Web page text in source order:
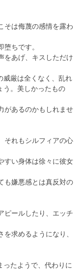
そは侮蔑の感情を露わ
ちです。
をあげ、キスしただけ
威厳は全くなく、乱れ
う。美しかったもの
があるのかもしれませ
それもシルフィアの心
すい身体は徐々に彼女
も嫌悪感とは真反対の
ピールしたり、エッチ
求めるようになり、
ったようで、代わりに